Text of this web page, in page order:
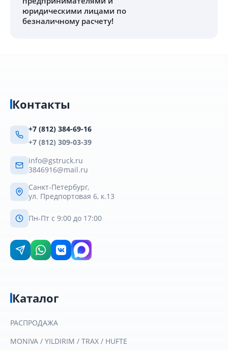
юридическими лицами по
безналичному расчету!
Контакты
+7 (812) 384-69-16
+7 (812) 309-03-39
info@gstruck.ru
3846916@mail.ru
Санкт-Петербург,
ул. Предпортовая 6, к.13
Пн-Пт с 9:00 до 17:00
Каталог
РАСПРОДАЖА
MONIVA / YILDIRIM / TRAX / HUFTE